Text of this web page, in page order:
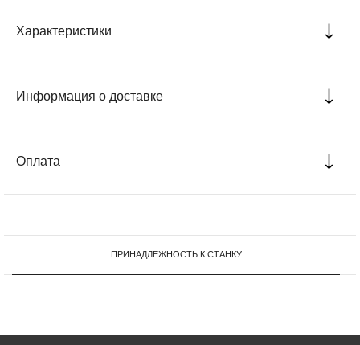
Характеристики
Информация о доставке
Оплата
ПРИНАДЛЕЖНОСТЬ К СТАНКУ